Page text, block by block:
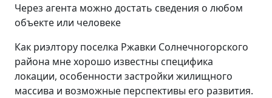
Через агента можно достать сведения о любом
объекте или человеке
Как риэлтору поселка Ржавки Солнечногорского
района мне хорошо известны специфика
локации, особенности застройки жилищного
массива и возможные перспективы его развития.